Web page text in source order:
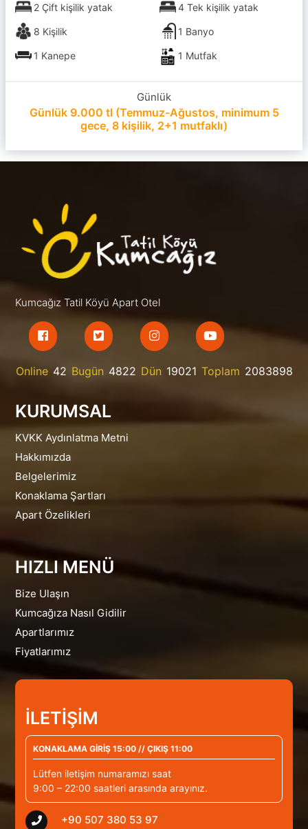
2 Çift kişilik yatak 4 Tek kişilik yatak
8 Kişilik 1 Banyo
1 Kanepe 1 Mutfak
Günlük
Günlük 9.000 tl (Temmuz-Ağustos, minimum 5
gece, 8 kişilik, 2+1 mutfaklı)
Kumcağız Tatil Köyü Apart Otel
Online 42 Bugün 4822 Dün 19021 Toplam 2083898
KURUMSAL
KVKK Aydınlatma Metni
Hakkımızda
Belgelerimiz
Konaklama Şartları
Apart Özelikleri
HIZLI MENÜ
Bize Ulaşın
Kumcağıza Nasıl Gidilir
Apartlarımız
Fiyatlarımız
İLETİŞİM
KONAKLAMA GİRİŞ 15:00 // ÇIKIŞ 11:00
Lütfen iletişim numaramızı saat
9:00 – 22:00 saatleri arasında arayınız.
+90 507 380 53 97